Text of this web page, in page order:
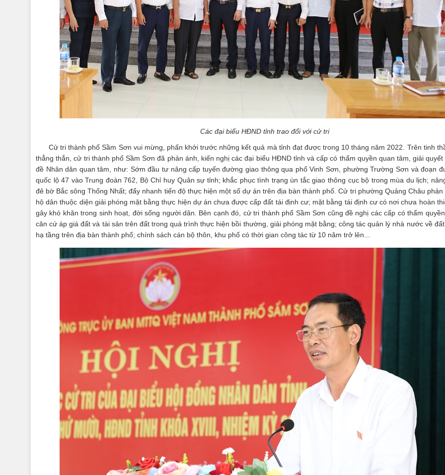
Các đại biểu HĐND tỉnh trao đổi với cử tri
Cử tri thành phố Sầm Sơn vui mừng, phấn khởi trước những kết quả mà tỉnh đạt được trong 10 tháng năm 2022. Trên tinh
thẳng thắn, cử tri thành phố Sầm Sơn đã phản ánh, kiến nghị các đại biểu HĐND tỉnh và cấp có thẩm quyền quan tâm, giải quyết
đề Nhân dân quan tâm, như: Sớm đầu tư nâng cấp tuyến đường giao thông qua phố Vinh Sơn, phường Trường Sơn và đoạn
quốc lộ 47 vào Trung đoàn 762, Bộ Chỉ huy Quân sự tỉnh; khắc phục tình trạng ùn tắc giao thông cục bộ trong mùa du lịch;
đê bờ Bắc sông Thống Nhất; đẩy nhanh tiến độ thực hiện một số dự án trên địa bàn thành phố. Cử tri phường Quảng Châu phản
hộ dân thuộc diện giải phóng mặt bằng thực hiện dự án chưa được cấp đất tái định cư; mặt bằng tái định cư có nơi chưa hoàn
gây khó khăn trong sinh hoạt, đời sống người dân. Bên cạnh đó, cử tri thành phố Sầm Sơn cũng đề nghị các cấp có thẩm
căn cứ áp giá đất và tài sản trên đất trong quá trình thực hiện bồi thường, giải phóng mặt bằng; công tác quản lý nhà nước về
hạ tầng trên địa bàn thành phố; chính sách cán bộ thôn, khu phố có thời gian công tác từ 10 năm trở lên...